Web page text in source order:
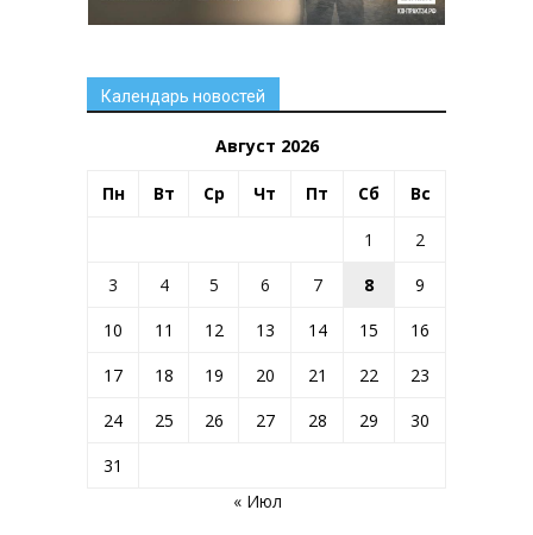
Календарь новостей
Август 2026
Пн Вт Ср Чт Пт Сб Вс
1
2
3
4 5 6 7 8
9
10
11 12 13 14 15
16
17
18 19 20 21 22
23
24
25 26 27 28 29
30
31
« Июл